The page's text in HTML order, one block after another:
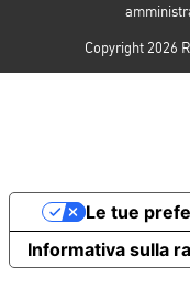
Copyright 2026
Informativa sulla
Le tue